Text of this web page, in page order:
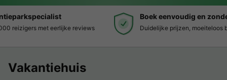
Boek eenvoudig en zonder stress
Duidelijke prijzen, moeiteloos boeken en veilige betaalomgeving
Vakantiehuis